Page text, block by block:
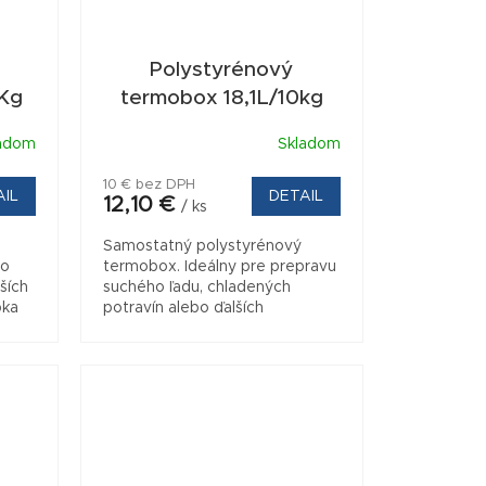
Polystyrénový
termobox 18,1L/10kg
produktu
je
z
5
hviezdičiek.
Skladom
10 € bez DPH
12,10 € / ks
DETAIL
Samostatný polystyrénový
termobox. Ideálny pre prepravu
suchého ľadu, chladených
potravín alebo ďalších